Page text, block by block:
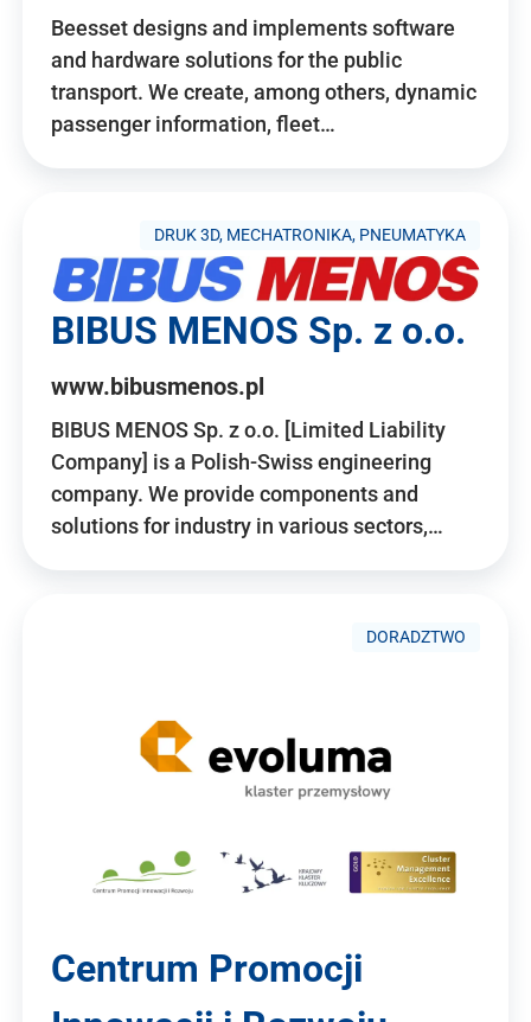
Beesset designs and implements software
and hardware solutions for the public
transport. We create, among others, dynamic
passenger information, fleet…
DRUK 3D, MECHATRONIKA, PNEUMATYKA
BIBUS MENOS Sp. z o.o.
www.bibusmenos.pl
BIBUS MENOS Sp. z o.o. [Limited Liability
Company] is a Polish-Swiss engineering
company. We provide components and
solutions for industry in various sectors,…
DORADZTWO
Centrum Promocji